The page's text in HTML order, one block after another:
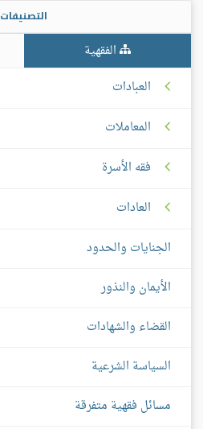
التصنيفات
الفقهية
العبادات
المعاملات
فقه الأسرة
العادات
الجنايات والحدود
الأيمان والنذور
القضاء والشهادات
السياسة الشرعية
مسائل فقهية متفرقة